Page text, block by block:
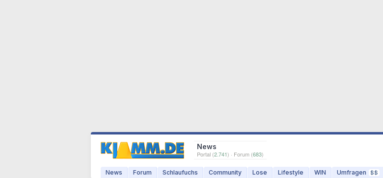
News
Portal (2.741) · Forum (683)
News Forum Schlaufuchs Community Lose Lifestyle WIN Umfragen $$